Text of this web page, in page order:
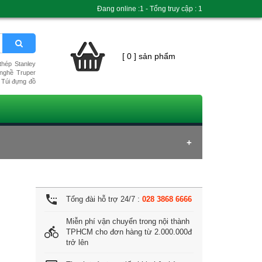
Stanley
Truper
Túi đựng đồ
[ 0 ] sản phẩm
settings_phone Tổng đài hỗ trợ 24/7 : 028 3868 6666
directions_bike
Miễn phí vận chuyển trong nội thành
TPHCM cho đơn hàng từ 2.000.000đ
trở lên
Đang online :1 - Tổng truy cập : 1